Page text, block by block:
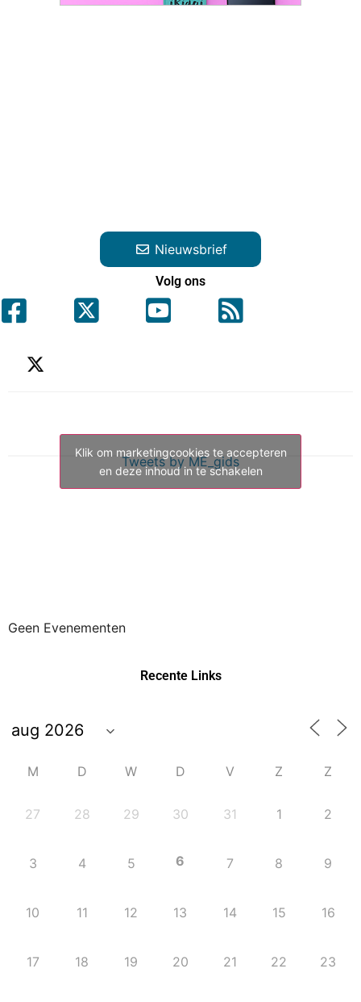
Nieuwsbrief
Volg ons
Tweets by ME_gids
Klik om marketingcookies te accepteren
en deze inhoud in te schakelen
Geen Evenementen
Recente Links
M D W D V Z Z
27 28 29 30 31 1 2
3 4 5 6 7 8 9
10 11 12 13 14 15 16
17 18 19 20 21 22 23